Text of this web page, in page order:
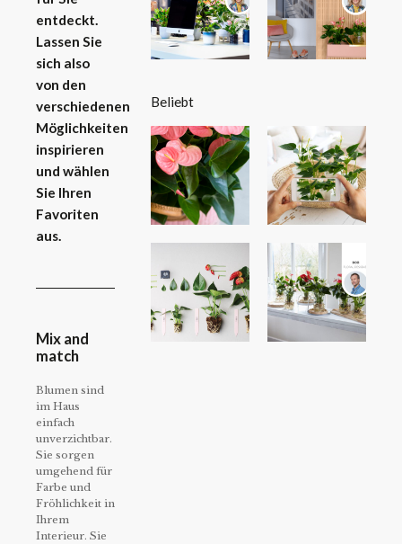
entdeckt.
Lassen Sie
sich also
von den
verschiedenen
Möglichkeiten
inspirieren
und wählen
Sie Ihren
Favoriten
aus.
Mix and
match
Blumen sind
im Haus
einfach
unverzichtbar.
Sie sorgen
umgehend für
Farbe und
Fröhlichkeit in
Ihrem
Interieur. Sie
Beliebt